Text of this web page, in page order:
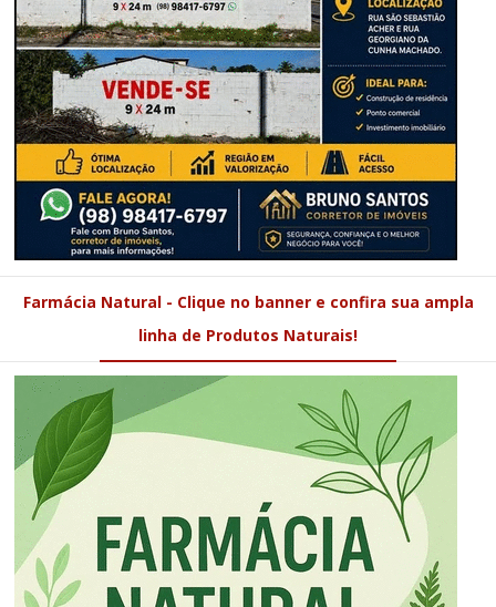
Farmácia Natural - Clique no banner e confira sua ampla
linha de Produtos Naturais!